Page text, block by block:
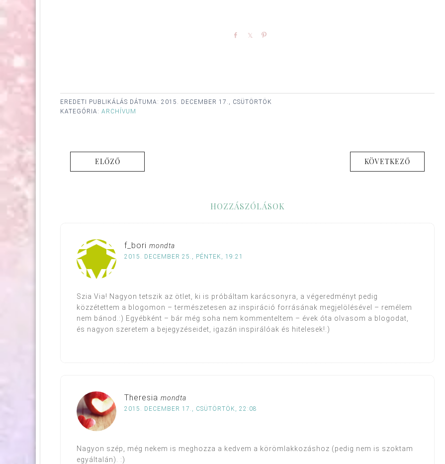
Share Share
EREDETI PUBLIKÁLÁS DÁTUMA: 2015. DECEMBER 17., CSÜTÖRTÖK
KATEGÓRIA: ARCHÍVUM
ELŐZŐ KÖVETKEZŐ
HOZZÁSZÓLÁSOK
f_bori mondta
2015. DECEMBER 25., PÉNTEK, 19:21
Szia Via! Nagyon tetszik az ötlet, ki is próbáltam karácsonyra, a végeredményt pedig
közzétettem a blogomon – természetesen az inspiráció forrásának megjelölésével – remélem
nem bánod.:) Egyébként – bár még soha nem kommenteltem – évek óta olvasom a blogodat,
és nagyon szeretem a bejegyzéseidet, igazán inspirálóak és hitelesek!:)
Theresia mondta
2015. DECEMBER 17., CSÜTÖRTÖK, 22:08
Nagyon szép, még nekem is meghozza a kedvem a körömlakkozáshoz (pedig nem is szoktam
egyáltalán). :)